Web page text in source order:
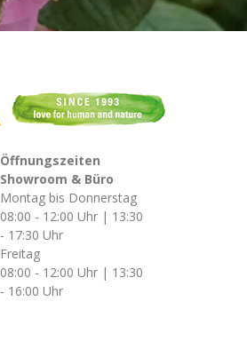
Öffnungszeiten
Showroom & Büro
Montag bis Donnerstag
08:00 - 12:00 Uhr | 13:30
- 17:30 Uhr
Freitag
08:00 - 12:00 Uhr | 13:30
- 16:00 Uhr